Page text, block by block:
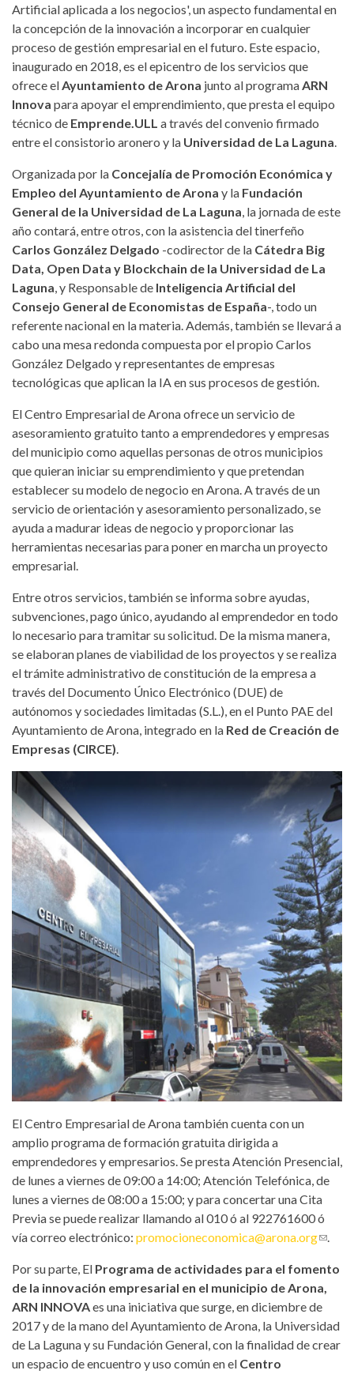
Artificial aplicada a los negocios', un aspecto fundamental en
la concepción de la innovación a incorporar en cualquier
proceso de gestión empresarial en el futuro. Este espacio,
inaugurado en 2018, es el epicentro de los servicios que
ofrece elAyuntamiento de Arona junto al programaARN
Innova para apoyar el emprendimiento, que presta el equipo
técnico de Emprende.ULL a través del convenio firmado
entre el consistorio aronero y la Universidad de La Laguna.
Organizada por la Concejalía de Promoción Económica y
Empleo del Ayuntamiento de Arona y la Fundación
General de la Universidad de La Laguna, la jornada de este
año contará, entre otros, con la asistencia del tinerfeño
Carlos González Delgado -codirector de la Cátedra Big
Data, Open Data y Blockchain de la Universidad de La
Laguna, y Responsable de Inteligencia Artificial del
Consejo General de Economistas de España-, todo un
referente nacional en la materia. Además, también se llevará a
cabo una mesa redonda compuesta por el propio Carlos
González Delgado y representantes de empresas
tecnológicas que aplican la IA en sus procesos de gestión.
El Centro Empresarial de Arona ofrece un servicio de
asesoramiento gratuito tanto a emprendedores y empresas
del municipio como aquellas personas de otros municipios
que quieran iniciar su emprendimiento y que pretendan
establecer su modelo de negocio en Arona. A través de un
servicio de orientación y asesoramiento personalizado, se
ayuda a madurar ideas de negocio y proporcionar las
herramientas necesarias para poner en marcha un proyecto
empresarial.
Entre otros servicios, también se informa sobre ayudas,
subvenciones, pago único, ayudando al emprendedor en todo
lo necesario para tramitar su solicitud. De la misma manera,
se elaboran planes de viabilidad de los proyectos y se realiza
el trámite administrativo de constitución de la empresa a
través del Documento Único Electrónico (DUE) de
autónomos y sociedades limitadas (S.L.), en el Punto PAE del
Ayuntamiento de Arona, integrado en la Red de Creación de
Empresas (CIRCE).
centro-empresarial-arona-las-
galletas.jpg
El Centro Empresarial de Arona también cuenta con un
amplio programa de formación gratuita dirigida a
emprendedores y empresarios. Se presta Atención Presencial,
de lunes a viernes de 09:00 a 14:00; Atención Telefónica, de
lunes a viernes de 08:00 a 15:00; y para concertar una Cita
Previa se puede realizar llamando al 010 ó al 922761600 ó
vía correo electrónico: promocioneconomica@arona.org(link
e-
mail)
.
Por su parte, El Programa de actividades para el fomento
de la innovación empresarial en el municipio de Arona,
ARN INNOVAes una iniciativa que surge, en diciembre de
2017 y de la mano del Ayuntamiento de Arona, la Universidad
de La Laguna y su Fundación General, con la finalidad de crear
un espacio de encuentro y uso común en el Centro